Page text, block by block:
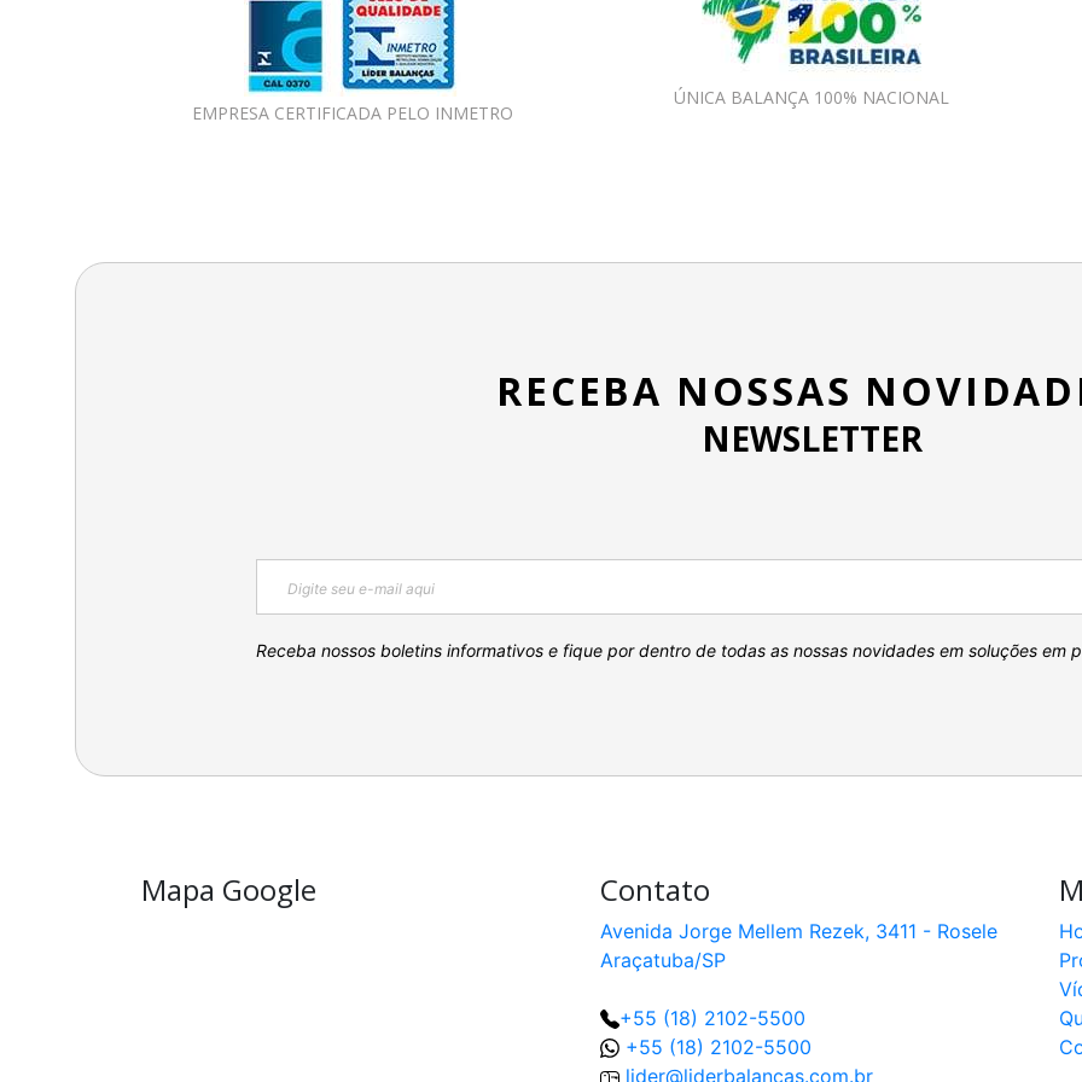
EMPRESA CERTIFICADA PELO INMETRO
ÚNICA BALANÇA 100% NACIONAL
RECEBA NOSSAS
NEWSLETTER
Receba nossos boletins informativos e fique por dentro de todas as nossas novidades em soluções em
Mapa Google Contato
Avenida Jorge Mellem Rezek, 3411 - Rosele
Araçatuba/SP
+55 (18) 2102-5500
+55 (18) 2102-5500
lider@liderbalancas.com.br